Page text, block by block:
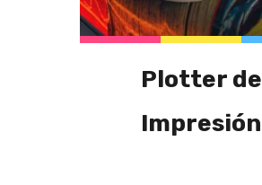
Plotter de
Impresión